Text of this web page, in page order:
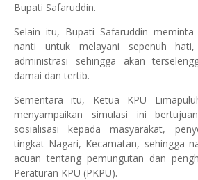
Bupati Safaruddin.
Selain itu, Bupati Safaruddin
nanti untuk melayani sepenuh
administrasi sehingga akan
damai dan tertib.
Sementara itu, Ketua KPU
menyampaikan simulasi ini
sosialisasi kepada masyarakat,
tingkat Nagari, Kecamatan, sehingga
acuan tentang pemungutan dan
Peraturan KPU (PKPU).